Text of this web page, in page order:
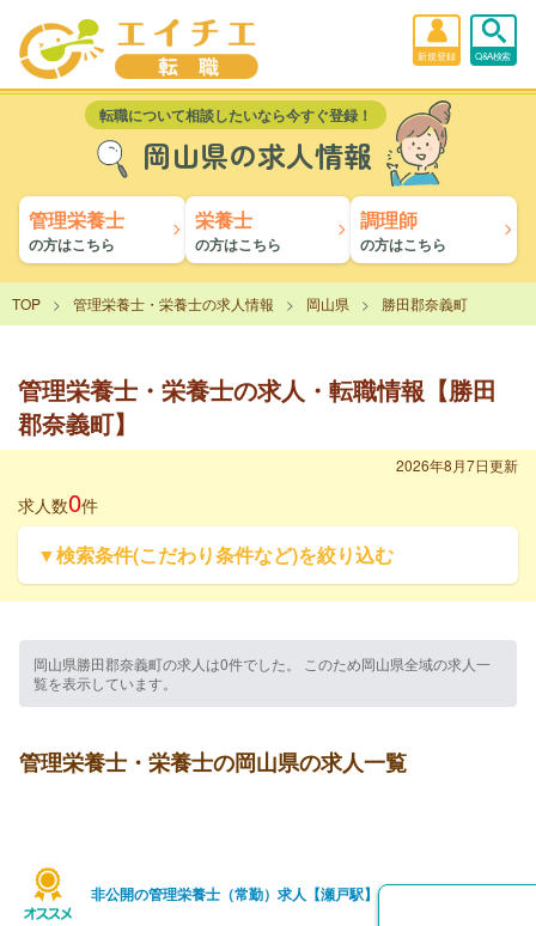
新規登録 Q&A検索
転職について相談したいなら今すぐ登録！
岡山県の求人情報
管理栄養士
の方はこちら
栄養士
の方はこちら
調理師
の方はこちら
TOP 管理栄養士・栄養士の求人情報 岡山県 勝田郡奈義町
管理栄養士・栄養士の求人・転職情報【勝田
郡奈義町】
2026年8月7日更新
求人数0件
▼検索条件(こだわり条件など)を絞り込む
岡山県勝田郡奈義町の求人は0件でした。 このため岡山県全域の求人一
覧を表示しています。
管理栄養士・栄養士の岡山県の求人一覧
非公開の管理栄養士（常勤）求人【瀬戸駅】